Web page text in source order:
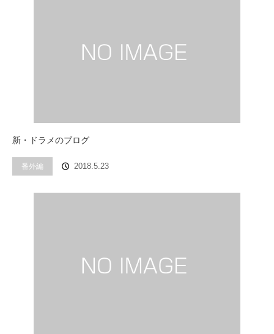
新・ドラメのブログ
番外編 2018.5.23